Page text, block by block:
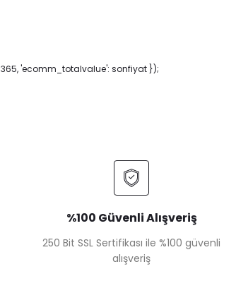
'ecomm_totalvalue': sonfiyat });
%100 Güvenli Alışveriş
250 Bit SSL Sertifikası ile %100 güvenli
alışveriş